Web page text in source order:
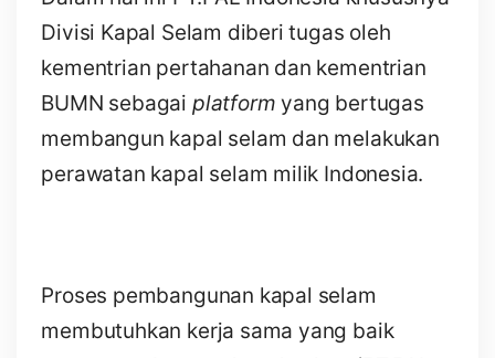
Divisi Kapal Selam diberi tugas oleh
kementrian pertahanan dan kementrian
BUMN sebagai platform yang bertugas
membangun kapal selam dan melakukan
perawatan kapal selam milik Indonesia.
Proses pembangunan kapal selam
membutuhkan kerja sama yang baik